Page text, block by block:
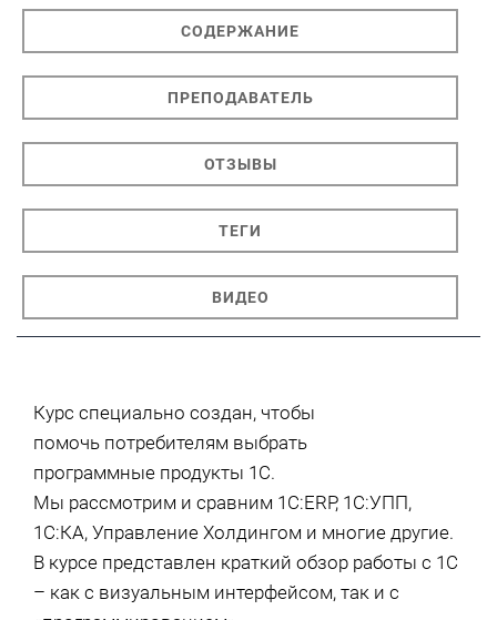
СОДЕРЖАНИЕ
ПРЕПОДАВАТЕЛЬ
ОТЗЫВЫ
ТЕГИ
ВИДЕО
Курс специально создан, чтобы
помочь потребителям выбрать
программные продукты 1С.
Мы рассмотрим и сравним 1С:ERP, 1С:УПП,
1С:КА, Управление Холдингом и многие другие.
В курсе представлен краткий обзор работы с 1С
– как с визуальным интерфейсом, так и с